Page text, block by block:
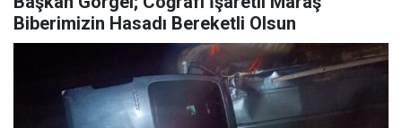
Biberimizin Hasadı Bereketli Olsun